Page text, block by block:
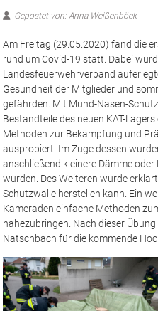
Gepostet von: Anna Weißenböck
Am Freitag (29.05.2020) fand die
rund um Covid-19 statt. Dabei
Landesfeuerwehrverband
Gesundheit der Mitglieder und
gefährden. Mit Mund-Nasen-
Bestandteile des neuen KAT-
Methoden zur Bekämpfung und
ausprobiert. Im Zuge dessen
anschließend kleinere Dämme
wurden. Des Weiteren wurde
Schutzwälle herstellen kann. Ein
Kameraden einfache Methoden
nahezubringen. Nach dieser
Natschbach für die kommende